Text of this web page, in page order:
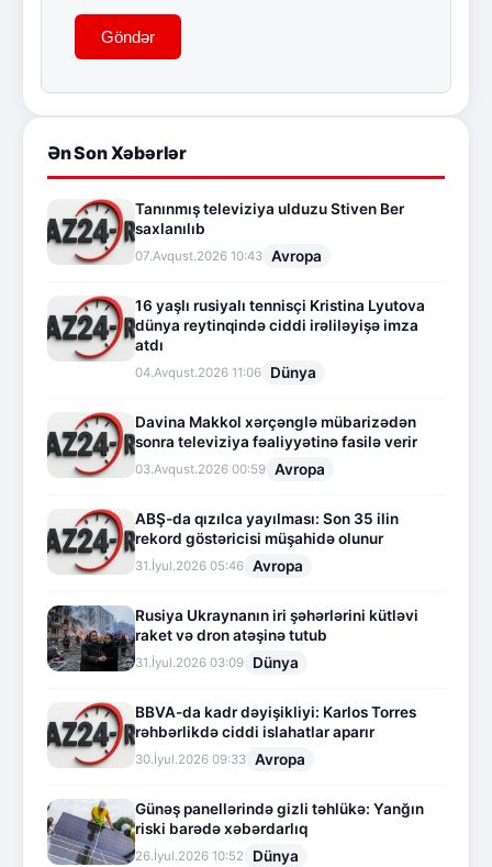
Göndər
Ən Son Xəbərlər
Tanınmış televiziya ulduzu Stiven Ber
saxlanılıb
07.Avqust.2026 10:43 Avropa
16 yaşlı rusiyalı tennisçi Kristina Lyutova
dünya reytinqində ciddi irəliləyişə imza
atdı
04.Avqust.2026 11:06 Dünya
Davina Makkol xərçənglə mübarizədən
sonra televiziya fəaliyyətinə fasilə verir
03.Avqust.2026 00:59 Avropa
ABŞ-da qızılca yayılması: Son 35 ilin
rekord göstəricisi müşahidə olunur
31.İyul.2026 05:46 Avropa
Rusiya Ukraynanın iri şəhərlərini kütləvi
raket və dron atəşinə tutub
31.İyul.2026 03:09 Dünya
BBVA-da kadr dəyişikliyi: Karlos Torres
rəhbərlikdə ciddi islahatlar aparır
30.İyul.2026 09:33 Avropa
Günəş panellərində gizli təhlükə: Yanğın
riski barədə xəbərdarlıq
26.İyul.2026 10:52 Dünya